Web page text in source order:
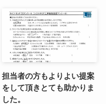
担当者の方もよりよい提案
をして頂きとても助かりま
した。